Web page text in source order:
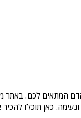
המתאים לכם. באתר
כאן תוכלו